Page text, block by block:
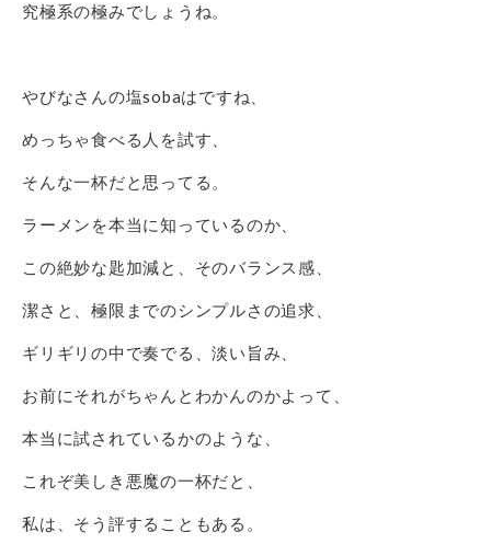
究極系の極みでしょうね。
やびなさんの塩sobaはですね、
めっちゃ食べる人を試す、
そんな一杯だと思ってる。
ラーメンを本当に知っているのか、
この絶妙な匙加減と、そのバランス感、
潔さと、極限までのシンプルさの追求、
ギリギリの中で奏でる、淡い旨み、
お前にそれがちゃんとわかんのかよって、
本当に試されているかのような、
これぞ美しき悪魔の一杯だと、
私は、そう評することもある。